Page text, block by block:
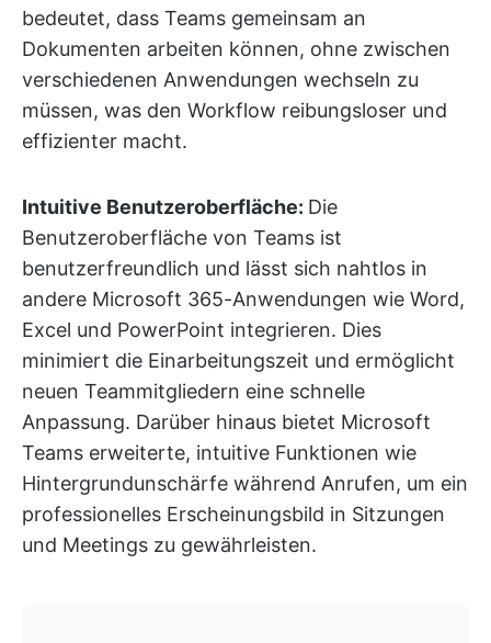
bedeutet, dass Teams gemeinsam an
Dokumenten arbeiten können, ohne zwischen
verschiedenen Anwendungen wechseln zu
müssen, was den Workflow reibungsloser und
effizienter macht.
Intuitive Benutzeroberfläche: Die
Benutzeroberfläche von Teams ist
benutzerfreundlich und lässt sich nahtlos in
andere Microsoft 365-Anwendungen wie Word,
Excel und PowerPoint integrieren. Dies
minimiert die Einarbeitungszeit und ermöglicht
neuen Teammitgliedern eine schnelle
Anpassung. Darüber hinaus bietet Microsoft
Teams erweiterte, intuitive Funktionen wie
Hintergrundunschärfe während Anrufen, um ein
professionelles Erscheinungsbild in Sitzungen
und Meetings zu gewährleisten.